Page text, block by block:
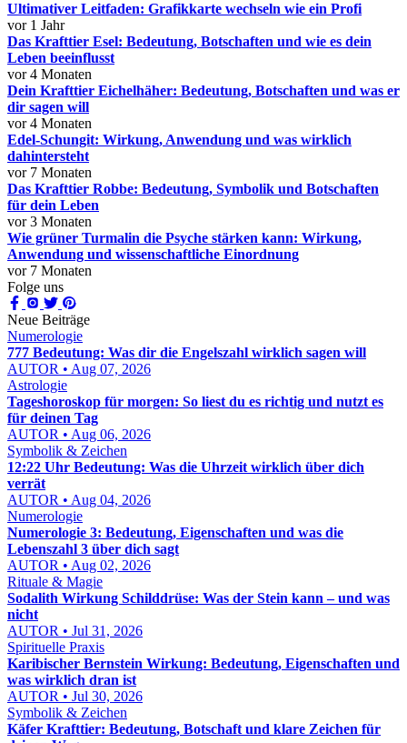
Ultimativer Leitfaden: Grafikkarte wechseln wie ein Profi
vor 1 Jahr
Das Krafttier Esel: Bedeutung, Botschaften und wie es dein
Leben beeinflusst
vor 4 Monaten
Dein Krafttier Eichelhäher: Bedeutung, Botschaften und was er
dir sagen will
vor 4 Monaten
Edel‑Schungit: Wirkung, Anwendung und was wirklich
dahintersteht
vor 7 Monaten
Das Krafttier Robbe: Bedeutung, Symbolik und Botschaften
für dein Leben
vor 3 Monaten
Wie grüner Turmalin die Psyche stärken kann: Wirkung,
Anwendung und wissenschaftliche Einordnung
vor 7 Monaten
Folge uns
Neue Beiträge
Numerologie
777 Bedeutung: Was dir die Engelszahl wirklich sagen will
AUTOR • Aug 07, 2026
Astrologie
Tageshoroskop für morgen: So liest du es richtig und nutzt es
für deinen Tag
AUTOR • Aug 06, 2026
Symbolik & Zeichen
12:22 Uhr Bedeutung: Was die Uhrzeit wirklich über dich
verrät
AUTOR • Aug 04, 2026
Numerologie
Numerologie 3: Bedeutung, Eigenschaften und was die
Lebenszahl 3 über dich sagt
AUTOR • Aug 02, 2026
Rituale & Magie
Sodalith Wirkung Schilddrüse: Was der Stein kann – und was
nicht
AUTOR • Jul 31, 2026
Spirituelle Praxis
Karibischer Bernstein Wirkung: Bedeutung, Eigenschaften und
was wirklich dran ist
AUTOR • Jul 30, 2026
Symbolik & Zeichen
Käfer Krafttier: Bedeutung, Botschaft und klare Zeichen für